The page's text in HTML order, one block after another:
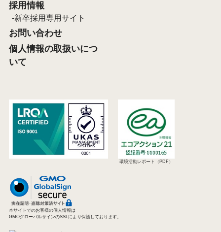
採用情報
新卒採用専用サイト
お問い合わせ
個人情報の取扱いにつ
いて
環境活動レポート（PDF）
本サイトでのお客様の個人情報は
GMOグローバルサインのSSLにより保護しております。